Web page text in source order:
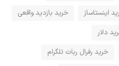
اینستاساز
خرید بازدید واقعی
دلار
خرید رفرال ربات تلگرام